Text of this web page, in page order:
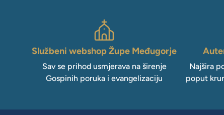
Službeni webshop Župe Međugorje
Sav se prihod usmjerava na širenje
Gospinih poruka i evangelizaciju
Najšira
poput